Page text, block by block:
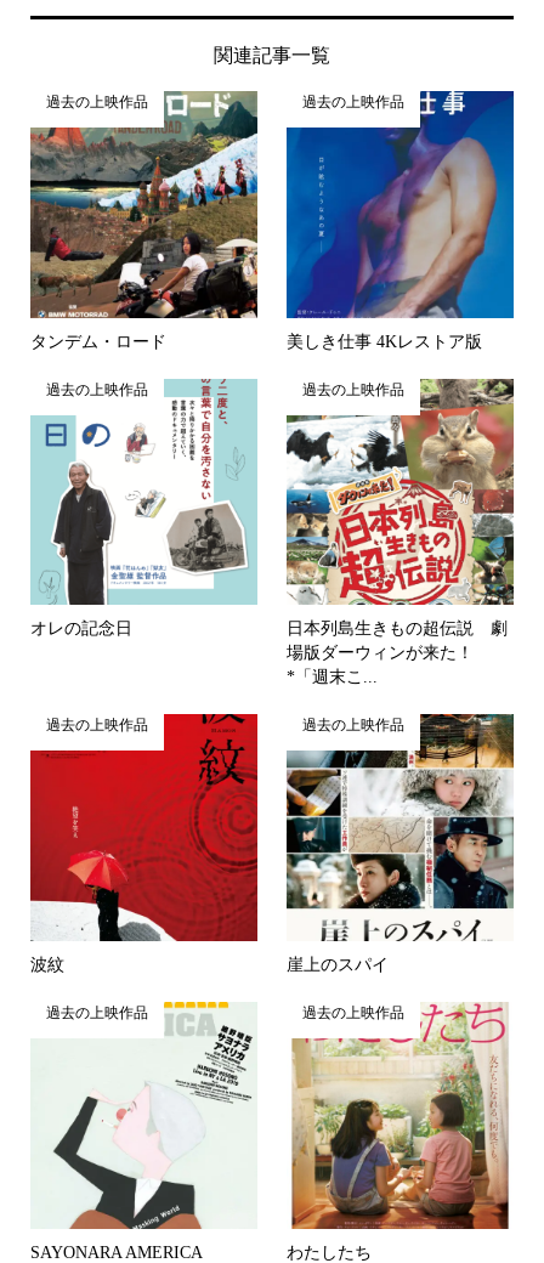
関連記事一覧
過去の上映作品
タンデム・ロード
過去の上映作品
美しき仕事 4Kレストア版
過去の上映作品
オレの記念日
過去の上映作品
日本列島生きもの超伝説 劇
場版ダーウィンが来た！
*「週末こ...
過去の上映作品
波紋
過去の上映作品
崖上のスパイ
過去の上映作品
SAYONARA AMERICA
過去の上映作品
わたしたち